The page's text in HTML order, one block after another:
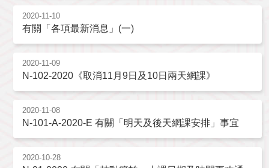
2020-11-10
有關「各項最新消息」(一)
2020-11-09
N-102-2020《取消11月9日及10日兩天網課》
2020-11-08
N-101-A-2020-E 有關「明天及後天網課安排」事宜
2020-10-28